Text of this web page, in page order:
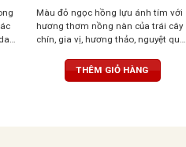
Màu đỏ ngọc hồng lựu ánh tím với
hương thơm nồng nàn của trái cây
chín, gia vị, hương thảo, nguyệt quế,
tinh tế, tròn trịa, bền bỉ và tannin
mượt mà.
THÊM GIỎ HÀNG